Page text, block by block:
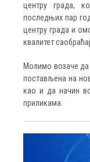
центру града,
последњих пар
центру града и
квалитет
Молимо возаче да
постављена на
као и да начин
приликама.